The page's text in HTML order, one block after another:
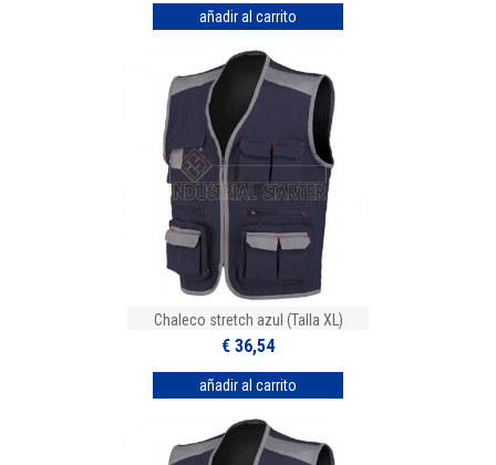
Chaleco stretch azul (Talla XL)
€ 36,54